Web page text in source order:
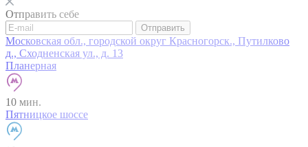
Отправить себе
Отправить
Московская обл., городской округ Красногорск., Путилково
д., Сходненская ул., д. 13
Планерная
10 мин.
Пятницкое шоссе